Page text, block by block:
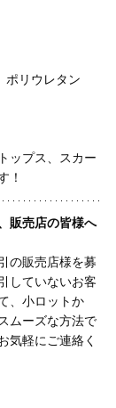
リウレタン
ップス、スカー
！
販売店の皆様へ
の販売店様を募
していないお客
、小ロットか
ムーズな方法で
気軽にご連絡く